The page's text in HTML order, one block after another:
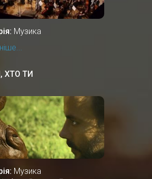
Музика
ХТО ТИ
Музика